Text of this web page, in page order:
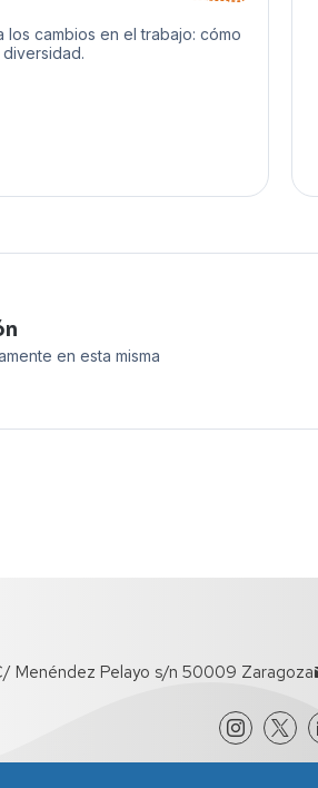
cambios en el trabajo: cómo
en esta misma
Menéndez Pelayo s/n 50009 Zaragoza